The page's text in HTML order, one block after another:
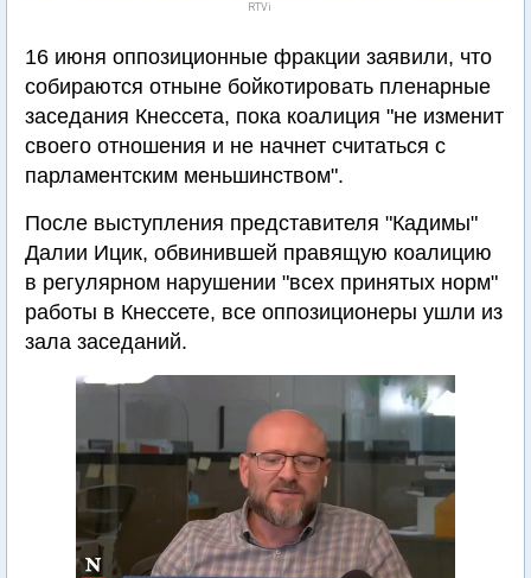
RTVi
16 июня оппозиционные фракции заявили, что
собираются отныне бойкотировать пленарные
заседания Кнессета, пока коалиция "не изменит
своего отношения и не начнет считаться с
парламентским меньшинством".
После выступления представителя "Кадимы"
Далии Ицик, обвинившей правящую коалицию
в регулярном нарушении "всех принятых норм"
работы в Кнессете, все оппозиционеры ушли из
зала заседаний.